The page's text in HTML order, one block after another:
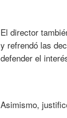
El director
y refrendó las
defender el
Asimismo,